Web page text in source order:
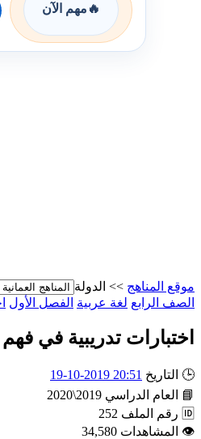
🔥 مهم الآن
موقع المناهج >> الدولة
الصف الرابع لغة عربية الفصل الأول
اختبارات تدريبية في
🕒 التاريخ 20:51 2019-10-19
📘
العام الدراسي 2019\2020
🆔 رقم الملف 252
👁 المشاهدات 34,580